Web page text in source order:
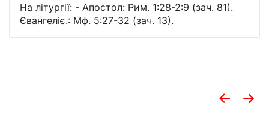
На літургії: - Апостол: Рим. 1:28-2:9 (зач. 81).
Євангеліє.: Мф. 5:27-32 (зач. 13).